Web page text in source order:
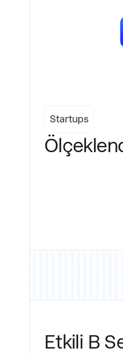
Startups
Etkili B